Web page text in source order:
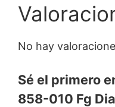
No hay
Sé el primero
858-010 Fg